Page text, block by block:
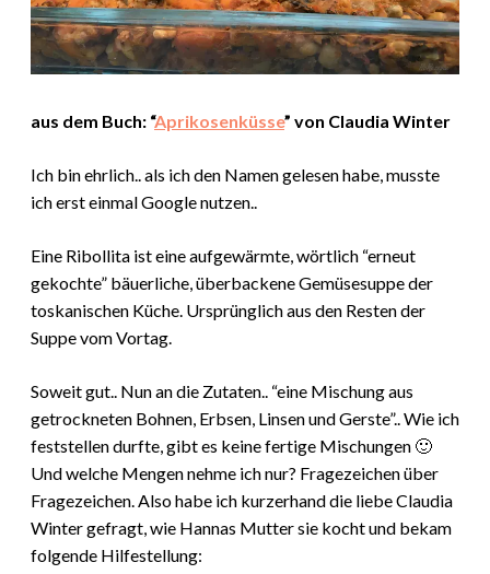
aus dem Buch: “Aprikosenküsse” von Claudia Winter
Ich bin ehrlich.. als ich den Namen gelesen habe, musste
ich erst einmal Google nutzen..
Eine Ribollita ist eine aufgewärmte, wörtlich “erneut
gekochte” bäuerliche, überbackene Gemüsesuppe der
toskanischen Küche. Ursprünglich aus den Resten der
Suppe vom Vortag.
Soweit gut.. Nun an die Zutaten.. “eine Mischung aus
getrockneten Bohnen, Erbsen, Linsen und Gerste”.. Wie ich
feststellen durfte, gibt es keine fertige Mischungen 🙂
Und welche Mengen nehme ich nur? Fragezeichen über
Fragezeichen. Also habe ich kurzerhand die liebe Claudia
Winter gefragt, wie Hannas Mutter sie kocht und bekam
folgende Hilfestellung: